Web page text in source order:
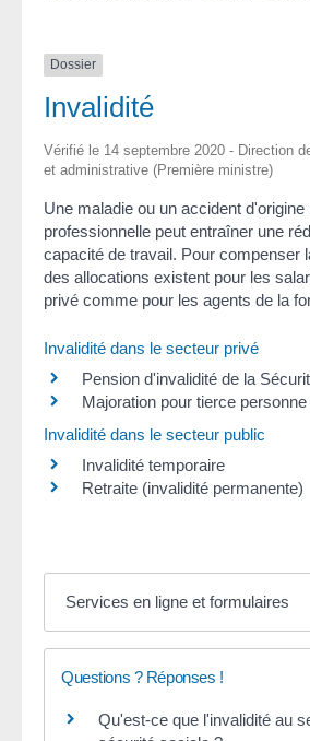
Dossier
Invalidité
Vérifié le 14 septembre 2020 - Direction
et administrative (Première ministre)
Une maladie ou un accident d'origine
professionnelle peut entraîner une
capacité de travail. Pour compenser
des allocations existent pour les
privé comme pour les agents de la
Invalidité dans le secteur privé
Pension d'invalidité de la
Majoration pour tierce
Invalidité dans le secteur public
Invalidité temporaire
Retraite (invalidité permanente)
Services en ligne et formulaires
Questions ? Réponses !
Qu'est-ce que l'invalidité au